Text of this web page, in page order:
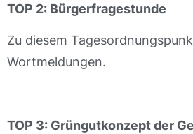
TOP 2: Bürgerfragestunde
Zu diesem
Wortmeldungen.
TOP 3: Grüngutkonzept der